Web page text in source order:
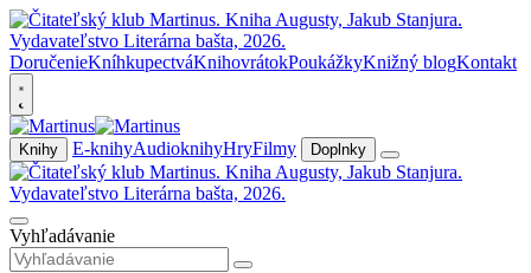
DoručenieKníhkupectváKnihovrátokPoukážkyKnižný blogKontakt
Knihy E-knihyAudioknihyHryFilmy Doplnky
Vyhľadávanie